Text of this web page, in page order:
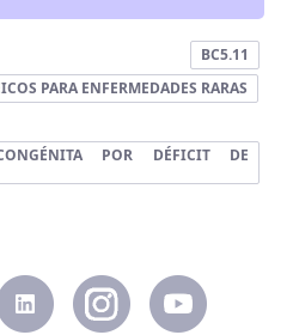
BC5.11
PARA ENFERMEDADES RARAS
POR DÉFICIT DE